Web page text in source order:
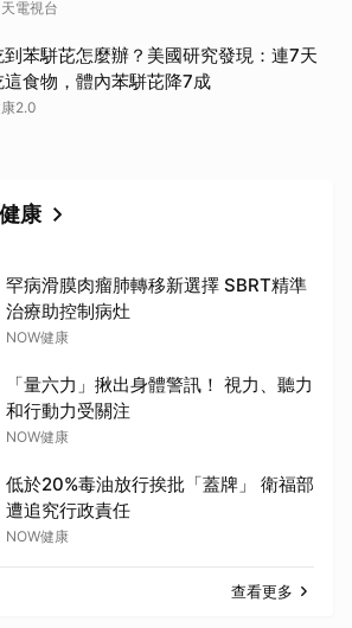
電視台
到苯駢芘怎麼辦？美國研究發現：連7天
這食物，體內苯駢芘降7成
2.0
康
罕病滑膜肉瘤肺轉移新選擇 SBRT精準
治療助控制病灶
NOW健康
「量六力」揪出身體警訊！ 視力、聽力
和行動力受關注
NOW健康
低於20%毒油放行挨批「蓋牌」 衛福部
遭追究行政責任
NOW健康
查看更多